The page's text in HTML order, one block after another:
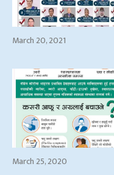
March 20, 2021
March 25, 2020